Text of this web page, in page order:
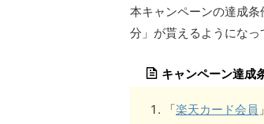
本キャンペーンの達成
分」が貰えるようになっ
キャンペーン達成
「楽天カード会員